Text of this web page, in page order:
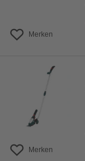
Merken
Merken